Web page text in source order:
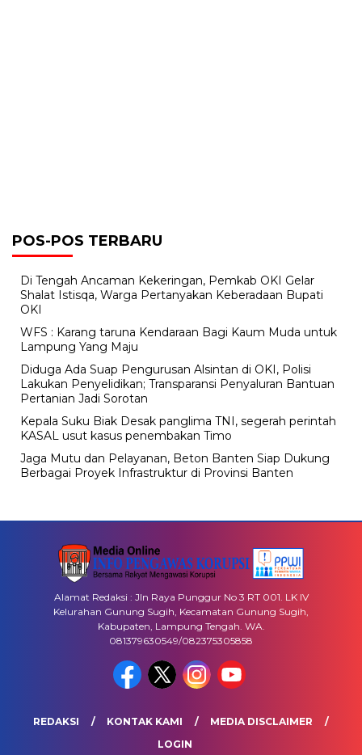
POS-POS TERBARU
Di Tengah Ancaman Kekeringan, Pemkab OKI Gelar
Shalat Istisqa, Warga Pertanyakan Keberadaan Bupati
OKI
WFS : Karang taruna Kendaraan Bagi Kaum Muda untuk
Lampung Yang Maju
Diduga Ada Suap Pengurusan Alsintan di OKI, Polisi
Lakukan Penyelidikan; Transparansi Penyaluran Bantuan
Pertanian Jadi Sorotan
Kepala Suku Biak Desak panglima TNI, segerah perintah
KASAL usut kasus penembakan Timo
Jaga Mutu dan Pelayanan, Beton Banten Siap Dukung
Berbagai Proyek Infrastruktur di Provinsi Banten
Alamat Redaksi : Jln Raya Punggur No 3 RT 001. LK IV
Kelurahan Gunung Sugih, Kecamatan Gunung Sugih,
Kabupaten, Lampung Tengah. WA.
081379630549/082375305858
REDAKSI KONTAK KAMI
MEDIA DISCLAIMER
LOGIN